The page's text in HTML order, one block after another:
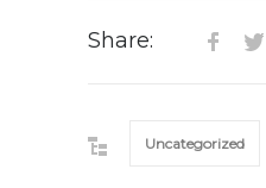
Share:
Uncategorized